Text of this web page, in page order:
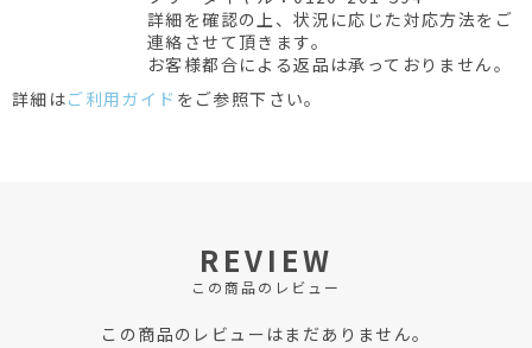
詳細を確認の上、状況に応じた対応方法をご
連絡させて頂きます。
お客様都合による返品は承っておりません。
詳細はご利用ガイド をご参照下さい。
REVIEW
この商品のレビュー
この商品のレビューはまだありません。